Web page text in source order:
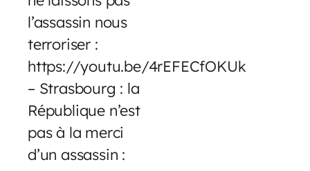
l’assassin nous
terroriser :
https://youtu.be/4rEFECfOKUk
– Strasbourg : la
République n’est
pas à la merci
d’un assassin :